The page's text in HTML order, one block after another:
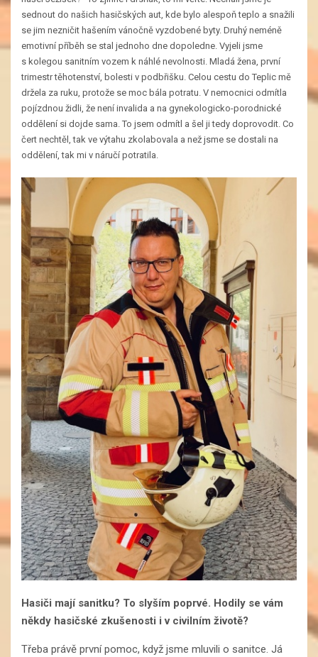
sednout do našich hasičských aut, kde bylo alespoň teplo a snažili
se jim nezničit hašením vánočně vyzdobené byty. Druhý neméně
emotivní příběh se stal jednoho dne dopoledne. Vyjeli jsme
s kolegou sanitním vozem k náhlé nevolnosti. Mladá žena, první
trimestr těhotenství, bolesti v podbřišku. Celou cestu do Teplic mě
držela za ruku, protože se moc bála potratu. V nemocnici odmítla
pojízdnou židli, že není invalida a na gynekologicko-porodnické
oddělení si dojde sama. To jsem odmítl a šel ji tedy doprovodit. Co
čert nechtěl, tak ve výtahu zkolabovala a než jsme se dostali na
oddělení, tak mi v náručí potratila.
Hasiči mají sanitku? To slyším poprvé. Hodily se vám
někdy hasičské zkušenosti i v civilním životě?
Třeba právě první pomoc, když jsme mluvili o sanitce. Já